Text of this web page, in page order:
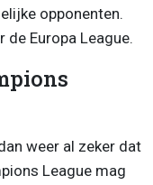
opponenten.
Europa League.
weer al zeker dat
League mag